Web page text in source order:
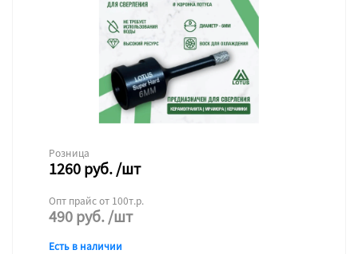
Розница
1260руб./шт
Опт прайс от 100т.р.
490руб./шт
Есть в наличии